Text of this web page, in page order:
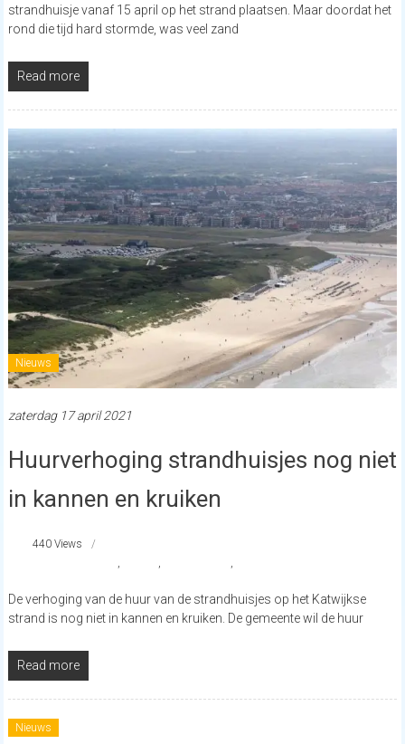
strandhuisje vanaf 15 april op het strand plaatsen. Maar doordat het
rond die tijd hard stormde, was veel zand
Read more
Nieuws
zaterdag 17 april 2021
Huurverhoging strandhuisjes nog niet
in kannen en kruiken
440 Views
, , ,
De verhoging van de huur van de strandhuisjes op het Katwijkse
strand is nog niet in kannen en kruiken. De gemeente wil de huur
Read more
Nieuws